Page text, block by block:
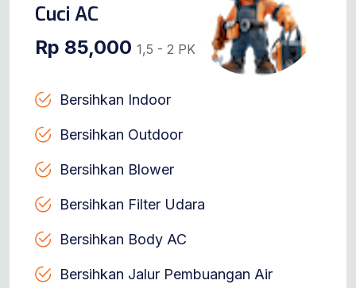
Cuci AC
Rp 85,000 1,5 - 2 PK
Bersihkan Indoor
Bersihkan Outdoor
Bersihkan Blower
Bersihkan Filter Udara
Bersihkan Body AC
Bersihkan Jalur Pembuangan Air